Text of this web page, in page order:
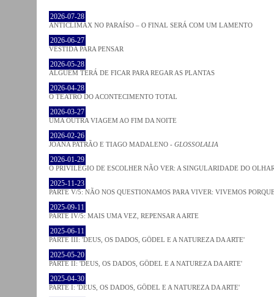
2026-07-28
ANTICLÍMAX NO PARAÍSO – O FINAL SERÁ COM UM LAMENTO
2026-06-27
VESTIDA PARA PENSAR
2026-05-28
ALGUÉM TERÁ DE FICAR PARA REGAR AS PLANTAS
2026-04-28
O TEATRO DO ACONTECIMENTO TOTAL
2026-03-27
UMA OUTRA VIAGEM AO FIM DA NOITE
2026-02-26
JOANA PATRÃO E TIAGO MADALENO - GLOSSOLALIA
2026-01-29
O PRIVILÉGIO DE ESCOLHER NÃO VER: A SINGULARIDADE DO
2025-11-23
PARTE V/5: NÃO NOS QUESTIONAMOS PARA VIVER: VIVEMOS
2025-09-11
PARTE IV/5: MAIS UMA VEZ, REPENSAR A ARTE
2025-06-11
PARTE III: 'DEUS, OS DADOS, GÖDEL E A NATUREZA DA ARTE'
2025-05-20
PARTE II: 'DEUS, OS DADOS, GÖDEL E A NATUREZA DA ARTE'
2025-04-30
PARTE I: 'DEUS, OS DADOS, GÖDEL E A NATUREZA DA ARTE'